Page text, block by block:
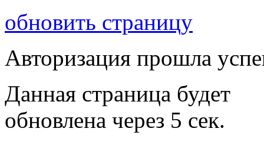
обновить страницу
Авторизация прошла
Данная страница будет
обновлена через 5 сек.